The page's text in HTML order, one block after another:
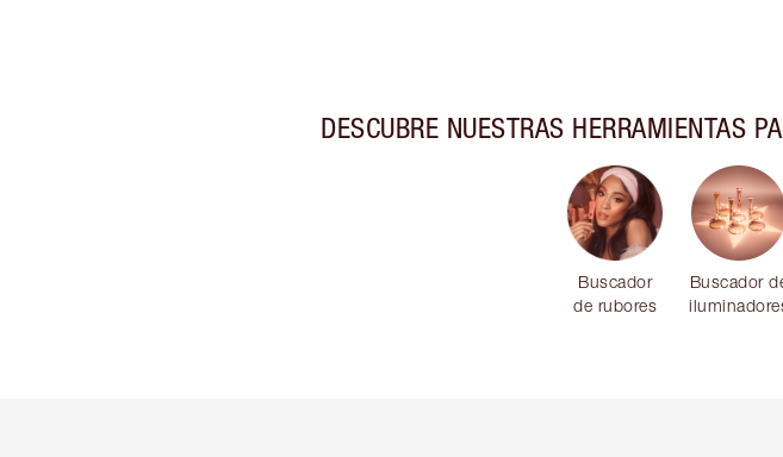
DESCUBRE NUESTRAS HERRAMIENTAS
Buscador
de rubores
Buscador